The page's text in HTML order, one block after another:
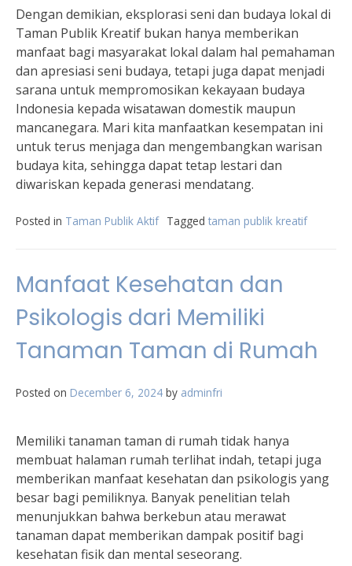
Dengan demikian, eksplorasi seni dan budaya lokal di
Taman Publik Kreatif bukan hanya memberikan
manfaat bagi masyarakat lokal dalam hal pemahaman
dan apresiasi seni budaya, tetapi juga dapat menjadi
sarana untuk mempromosikan kekayaan budaya
Indonesia kepada wisatawan domestik maupun
mancanegara. Mari kita manfaatkan kesempatan ini
untuk terus menjaga dan mengembangkan warisan
budaya kita, sehingga dapat tetap lestari dan
diwariskan kepada generasi mendatang.
Posted in Taman Publik Aktif Tagged taman publik kreatif
Manfaat Kesehatan dan
Psikologis dari Memiliki
Tanaman Taman di Rumah
Posted on December 6, 2024 by adminfri
Memiliki tanaman taman di rumah tidak hanya
membuat halaman rumah terlihat indah, tetapi juga
memberikan manfaat kesehatan dan psikologis yang
besar bagi pemiliknya. Banyak penelitian telah
menunjukkan bahwa berkebun atau merawat
tanaman dapat memberikan dampak positif bagi
kesehatan fisik dan mental seseorang.